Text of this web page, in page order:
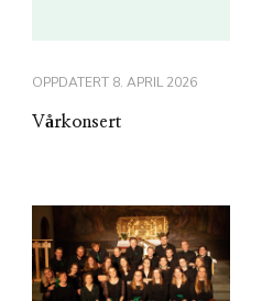
OPPDATERT 8. APRIL 2026
Vårkonsert